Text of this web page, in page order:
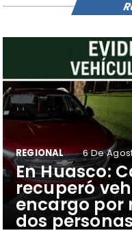
​En Huasco:
recuperó
encargo por
dos personas
REGIONAL 6 De